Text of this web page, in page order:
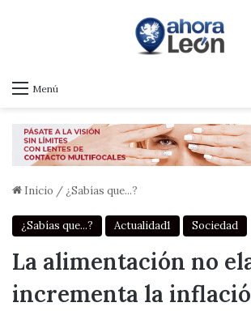
Menú
Inicio / ¿Sabías que...?
¿Sabías que...? Actualidad1 Sociedad
La alimentación no
incrementa la